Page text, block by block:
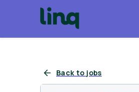
Back to jobs